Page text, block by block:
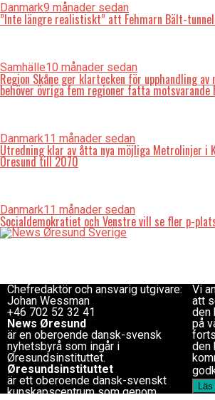
Danmark9 månader sedan
”Inte längre realistiskt” att Fehmarn Bält-
Samhälle10 månader sedan
Region Skåne ger klartecken för upphandling av
behöver övriga fem regioner fatta motsvarande
Danmark11 månader sedan
Utredning klar av åtta nya möjliga Metrolinjer i
Öresund till 2070
Danmark11 månader sedan
Socialdemokratiet och Venstre vill se fler p-
Chefredaktör och ansvarig utgivare:
Johan Wessman
+46 702 52 32 41
News Øresund
är en oberoende dansk-svensk
nyhets­byrå som ingår i
Øresundsinstituttet.
Øresundsinstituttet
är ett oberoende dansk-svenskt
kunskapscentrum som genom
Vi
att
den
på
den